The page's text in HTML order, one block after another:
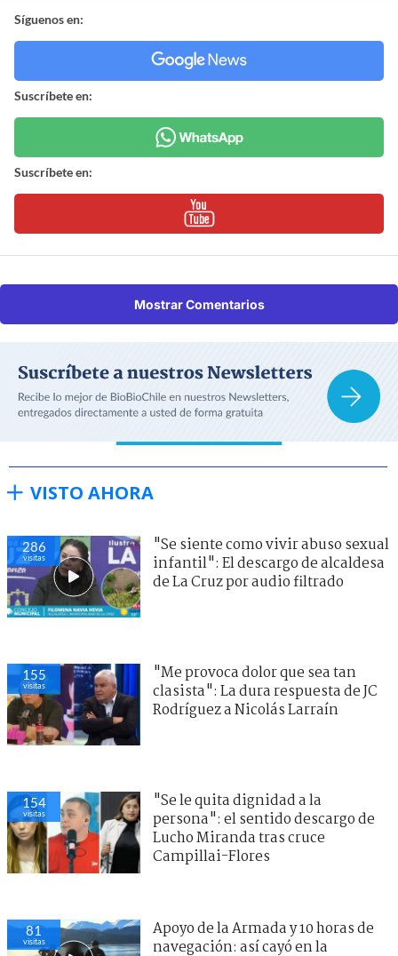
Síguenos en:
Suscríbete en:
Suscríbete en:
Mostrar Comentarios
VISTO AHORA
286
visitas
"Se siente como vivir abuso sexual
infantil": El descargo de alcaldesa
de La Cruz por audio filtrado
155
visitas
"Me provoca dolor que sea tan
clasista": La dura respuesta de JC
Rodríguez a Nicolás Larraín
154
visitas
"Se le quita dignidad a la
persona": el sentido descargo de
Lucho Miranda tras cruce
Campillai-Flores
81
visitas
Apoyo de la Armada y 10 horas de
navegación: así cayó en la